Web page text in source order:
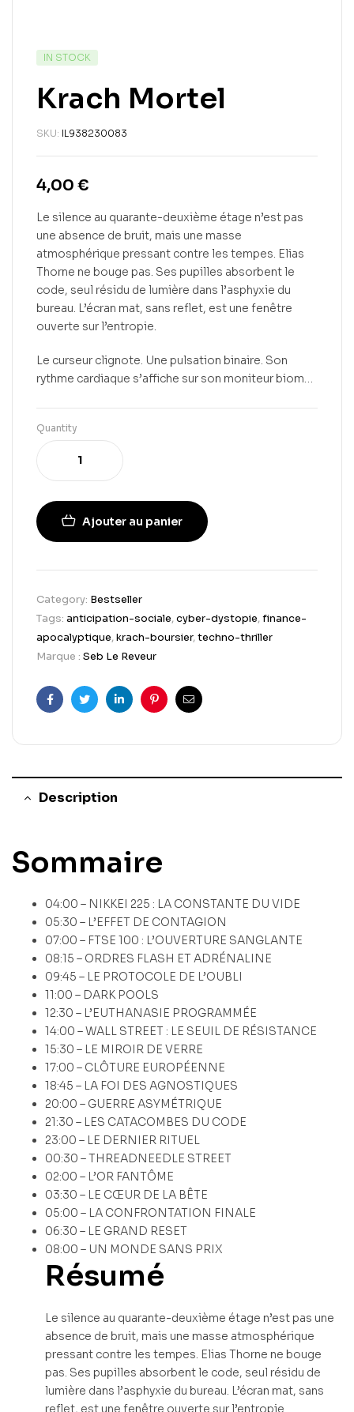
IN STOCK
Krach Mortel
SKU: IL938230083
4,00 €
Le silence au quarante-deuxième étage n’est pas
une absence de bruit, mais une masse
atmosphérique pressant contre les tempes. Elias
Thorne ne bouge pas. Ses pupilles absorbent le
code, seul résidu de lumière dans l’asphyxie du
bureau. L’écran mat, sans reflet, est une fenêtre
ouverte sur l’entropie.
Le curseur clignote. Une pulsation binaire. Son
rythme cardiaque s’affiche sur son moniteur biom…
Quantity
Ajouter au panier
Category: Bestseller
Tags: anticipation-sociale,cyber-dystopie,finance-
apocalyptique,krach-boursier,techno-thriller
Marque : Seb Le Reveur
FacebookTwitterLinkedinPinterestEmail
Description
Sommaire
04:00 – NIKKEI 225 : LA CONSTANTE DU VIDE
05:30 – L’EFFET DE CONTAGION
07:00 – FTSE 100 : L’OUVERTURE SANGLANTE
08:15 – ORDRES FLASH ET ADRÉNALINE
09:45 – LE PROTOCOLE DE L’OUBLI
11:00 – DARK POOLS
12:30 – L’EUTHANASIE PROGRAMMÉE
14:00 – WALL STREET : LE SEUIL DE RÉSISTANCE
15:30 – LE MIROIR DE VERRE
17:00 – CLÔTURE EUROPÉENNE
18:45 – LA FOI DES AGNOSTIQUES
20:00 – GUERRE ASYMÉTRIQUE
21:30 – LES CATACOMBES DU CODE
23:00 – LE DERNIER RITUEL
00:30 – THREADNEEDLE STREET
02:00 – L’OR FANTÔME
03:30 – LE CŒUR DE LA BÊTE
05:00 – LA CONFRONTATION FINALE
06:30 – LE GRAND RESET
08:00 – UN MONDE SANS PRIX
Résumé
Le silence au quarante-deuxième étage n’est pas une
absence de bruit, mais une masse atmosphérique
pressant contre les tempes. Elias Thorne ne bouge
pas. Ses pupilles absorbent le code, seul résidu de
lumière dans l’asphyxie du bureau. L’écran mat, sans
reflet, est une fenêtre ouverte sur l’entropie.